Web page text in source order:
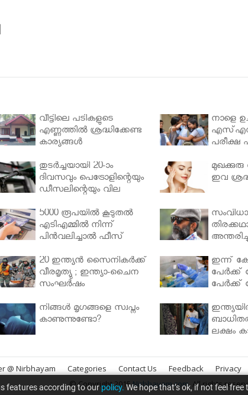
വീട്ടിലെ പടികളുടെ
എണ്ണത്തിൽ ശ്രദ്ധിക്കേണ്ട
കാര്യങ്ങൾ
നാളെ
പരീക്ഷ
തുടർച്ചയായി 20-ാം
ദിവസവും പെട്രോളിന്റെയും
ഡീസലിന്റെയും വില
മുഖക്കുരു
ഇവ
5000 രൂപയിൽ കൂടുതൽ
എടിഎമ്മിൽ നിന്ന്
പിൻവലിച്ചാൽ ഫീസ്
20 ഇന്ത്യൻ സൈനികർക്ക്
വീരമൃത്യു ; ഇന്ത്യാ-ചൈന
സംഘർഷം
ഇന്ന്
പേർക്ക്
പേർക്ക്
നിങ്ങള്‍ മൃഗങ്ങളെ സ്വപ്നം
കാണുന്നുണ്ടോ?
ലക്ഷം
@ Nirbhayam Categories Contact Us Feedback Privacy
© Copyright 2015Nirbhayam.com. All rights
features according to ourpolicy.We hope that’s ok, if not feel